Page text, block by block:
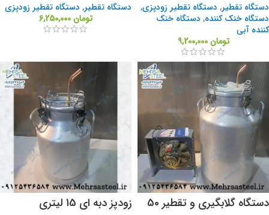
دستگاه تقطیر, دستگاه تقطیر زودپزی,
دستگاه خنک کننده, دستگاه خنک
کننده آبی
تومان9,200,000
دستگاه تقطیر, دستگاه تقطیر زودپزی
تومان
دستگاه گلابگیری و تقطیر 50
زودپز دبه ای 15 لیتری